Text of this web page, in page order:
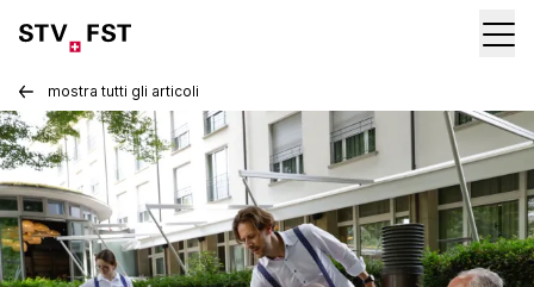
mostra tutti gli articoli